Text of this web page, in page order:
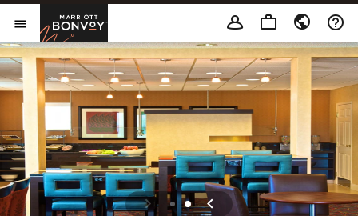
Skip to Content